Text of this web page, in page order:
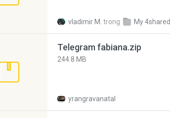
vladimir M. trong My 4shared
Telegram fabiana.zip
244.8 MB
yrangravanatal